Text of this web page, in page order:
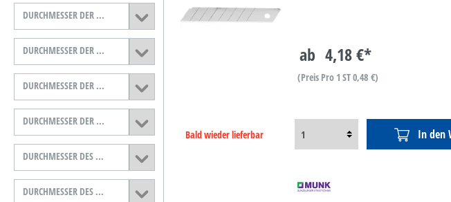
DURCHMESSER DER ...
DURCHMESSER DER ...
DURCHMESSER DER ...
DURCHMESSER DER ...
DURCHMESSER DES ...
DURCHMESSER DES ...
ab 4,18 €*
(Preis Pro 1 ST 0,48 €)
Bald wieder lieferbar In den